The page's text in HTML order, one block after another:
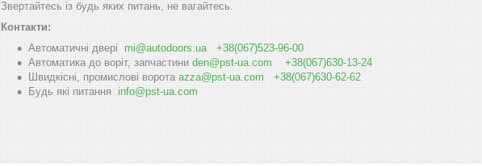
Звертайтесь із будь яких питань, не вагайтесь.
Контакти:
Автоматичні двері mi@autodoоrs.ua
+38(067)523-96-00
Автоматика до воріт, запчастини den@pst-ua.com
+38(067)630-13-24
Швидкісні, промислові ворота azza@pst-ua.com
+38(067)630-62-62
Будь які питання info@pst-ua.com